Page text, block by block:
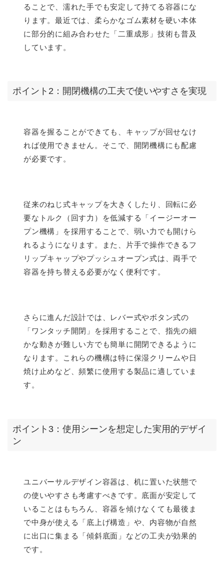
ることで、濡れた手でも安定して持てる容器にな
ります。最近では、柔らかなゴム素材を硬い本体
に部分的に組み合わせた「二重成形」技術も普及
しています。
ポイント2：開閉機構の工夫で使いやすさを実現
容器を握ることができても、キャップが回せなけ
れば使用できません。そこで、開閉機構にも配慮
が必要です。
従来のねじ式キャップを大きくしたり、回転に必
要なトルク（回す力）を低減する「イージーオー
プン機構」を採用することで、弱い力でも開けら
れるようになります。また、片手で操作できるフ
リップキャップやプッシュオープン式は、両手で
容器を持ち替える必要がなく便利です。
さらに進んだ設計では、レバー式やボタン式の
「ワンタッチ開閉」を採用することで、指先の細
かな動きが難しい方でも簡単に開閉できるように
なります。これらの機構は特に保湿クリームや日
焼け止めなど、頻繁に使用する製品に適していま
す。
ポイント3：使用シーンを想定した実用的デザイ
ン
ユニバーサルデザイン容器は、机に置いた状態で
の使いやすさも考慮すべきです。底面が安定して
いることはもちろん、容器を傾けなくても最後ま
で中身が使える「底上げ構造」や、内容物が自然
に出口に集まる「傾斜底面」などの工夫が効果的
です。